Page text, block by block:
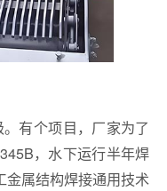
有个项目，厂家为了
，水下运行半年焊
属结构焊接通用技术